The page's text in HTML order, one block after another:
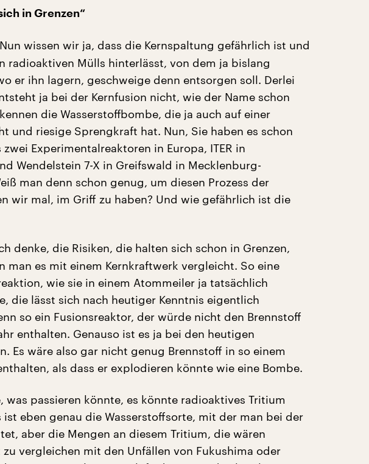
in Grenzen“
Nun wissen wir ja, dass die Kernspaltung gefährlich ist und
radioaktiven Mülls hinterlässt, von dem ja bislang
er ihn lagern, geschweige denn entsorgen soll. Derlei
ja bei der Kernfusion nicht, wie der Name schon
die Wasserstoffbombe, die ja auch auf einer
und riesige Sprengkraft hat. Nun, Sie haben es schon
Experimentalreaktoren in Europa, ITER in
Wendelstein 7-X in Greifswald in Mecklenburg-
man denn schon genug, um diesen Prozess der
wir mal, im Griff zu haben? Und wie gefährlich ist die
denke, die Risiken, die halten sich schon in Grenzen,
man es mit einem Kernkraftwerk vergleicht. So eine
wie sie in einem Atommeiler ja tatsächlich
die lässt sich nach heutiger Kenntnis eigentlich
so ein Fusionsreaktor, der würde nicht den Brennstoff
enthalten. Genauso ist es ja bei den heutigen
Es wäre also gar nicht genug Brennstoff in so einem
als dass er explodieren könnte wie eine Bombe.
was passieren könnte, es könnte radioaktives Tritium
ist eben genau die Wasserstoffsorte, mit der man bei der
aber die Mengen an diesem Tritium, die wären
vergleichen mit den Unfällen von Fukushima oder